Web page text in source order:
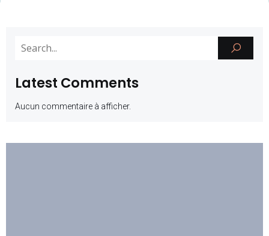
Latest Comments
Aucun commentaire à afficher.